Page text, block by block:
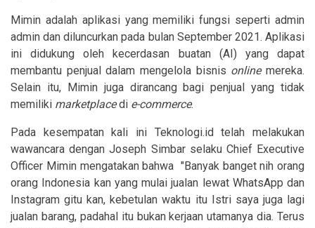
Mimin adalah aplikasi yang memiliki fungsi seperti admin
admin dan diluncurkan pada bulan September 2021. Aplikasi
ini didukung oleh kecerdasan buatan (AI) yang dapat
membantu penjual dalam mengelola bisnis onlinemereka.
Selain itu, Mimin juga dirancang bagi penjual yang tidak
memiliki marketplacedi e-commerce.
Pada kesempatan kali ini Teknologi.id telah melakukan
wawancara dengan Joseph Simbar selaku Chief Executive
Officer Mimin mengatakan bahwa "Banyak banget nih orang
orang Indonesia kan yang mulai jualan lewat WhatsApp dan
Instagram gitu kan, kebetulan waktu itu Istri saya juga lagi
jualan barang, padahal itu bukan kerjaan utamanya dia. Terus